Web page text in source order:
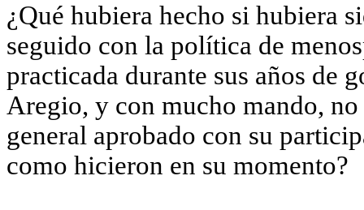
¿Qué hubiera hecho si hubiera
seguido con la política de
practicada durante sus años de
Aregio, y con mucho mando,
general aprobado con su
como hicieron en su momento?